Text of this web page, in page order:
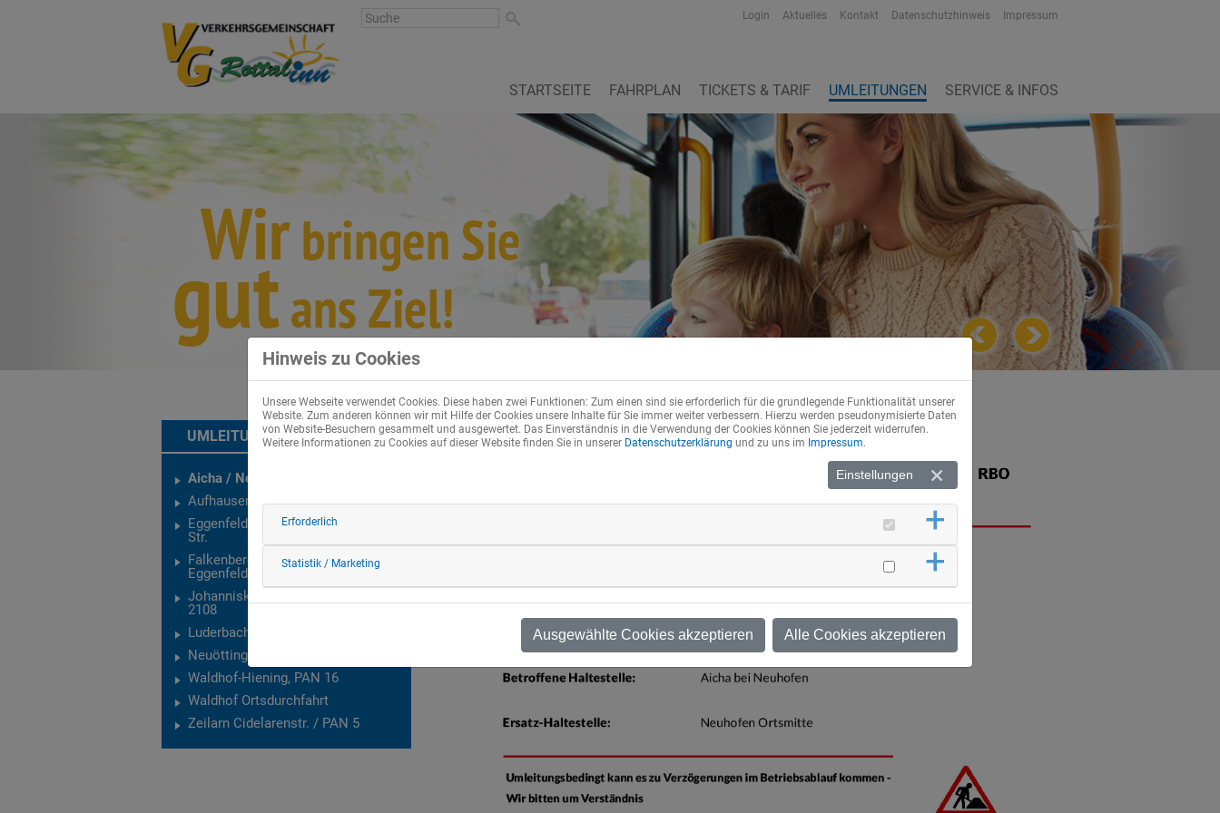
Login Aktuelles Kontakt Datenschutzhinweis Impressum
STARTSEITE FAHRPLAN TICKETS & TARIF UMLEITUNGEN SERVICE & INFOS
UMLEITUNGEN
Aicha / Neuhofen / PAN 17
Aufhausen - Reichersdorf, DGF 32
Eggenfelden / B388, Pfarrkirchener
Str.
Falkenberg, PAN 20 /
Eggenfeldenerstr.
Johanniskirchen - Gerbersdorf, St.
2108
Luderbach, PAN 13
Neuötting, Feldstr. - Michaelistr.
Waldhof-Hiening, PAN 16
Waldhof Ortsdurchfahrt
Zeilarn Cidelarenstr. / PAN 5
AICHA / NEUHOFEN / PAN 17
Hinweis zu Cookies
Unsere Webseite verwendet Cookies. Diese haben zwei Funktionen: Zum einen sind sie erforderlich für die grundlegende Funktionalität unserer
Website. Zum anderen können wir mit Hilfe der Cookies unsere Inhalte für Sie immer weiter verbessern. Hierzu werden pseudonymisierte Daten
von Website-Besuchern gesammelt und ausgewertet. Das Einverständnis in die Verwendung der Cookies können Sie jederzeit widerrufen.
Weitere Informationen zu Cookies auf dieser Website finden Sie in unserer Datenschutzerklärung und zu uns im Impressum.
Einstellungen
Erforderlich
Statistik / Marketing
Ausgewählte Cookies akzeptieren Alle Cookies akzeptieren